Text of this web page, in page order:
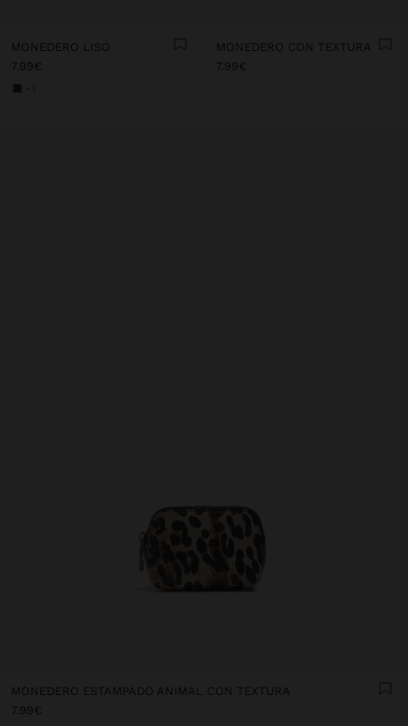
MONEDERO LISO
7.99€
MONEDERO CON TEXTURA
7.99€
MONEDERO ESTAMPADO ANIMAL CON TEXTURA
7.99€